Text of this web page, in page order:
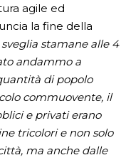
agile ed
la fine della
stamane alle 4
andammo a
di popolo
commuovente, il
e privati erano
tricolori e non solo
ma anche dalle